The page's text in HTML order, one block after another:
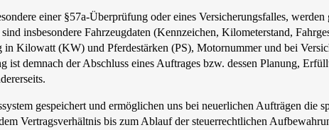
einer §57a-Überprüfung oder eines Versicherungsfalles,
insbesondere Fahrzeugdaten (Kennzeichen, Kilometerstand,
Kilowatt (KW) und Pferdestärken (PS), Motornummer und bei
ist demnach der Abschluss eines Auftrages bzw. dessen Planung,
gespeichert und ermöglichen uns bei neuerlichen Aufträgen die
Vertragsverhältnis bis zum Ablauf der steuerrechtlichen